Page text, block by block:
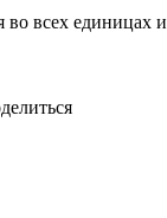
во всех единицах